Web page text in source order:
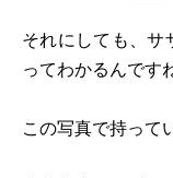
それにしても、サ
ってわかるんです
この写真で持って